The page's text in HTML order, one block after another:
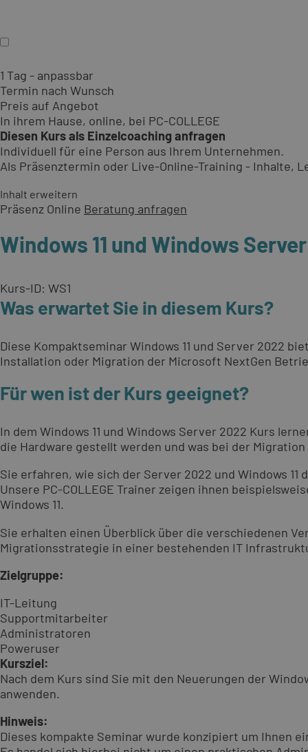
1 Tag - anpassbar
Termin nach Wunsch
Preis auf Angebot
In ihrem Hause, online, bei PC-COLLEGE
Diesen Kurs als Einzelcoaching anfragen
Individuell für eine Person aus Ihrem Unternehmen.
Als Präsenztermin oder Live-Online-Training - Inhalte,
Inhalt erweitern
Präsenz Online Beratung anfragen
Windows 11 und Windows
Kurs-ID: WS1
Was erwartet Sie in diesem Kurs?
Diese Kompaktseminar Windows 11 und Server 2022
Installation oder Migration der Microsoft NextGen
Für wen ist der Kurs geeignet?
In dem Windows 11 und Windows Server 2022 Kurs
die Hardware gestellt werden und was bei der
Sie erfahren, wie sich der Server 2022 und Windows
Unsere PC-COLLEGE Trainer zeigen ihnen
Windows 11.
Sie erhalten einen Überblick über die verschiedenen
Migrationsstrategie in einer bestehenden IT
Zielgruppe:
IT-Leitung
Supportmitarbeiter
Administratoren
Poweruser
Kursziel:
Nach dem Kurs sind Sie mit den Neuerungen der
anwenden.
Hinweis:
Dieses kompakte Seminar wurde konzipiert um Ihnen